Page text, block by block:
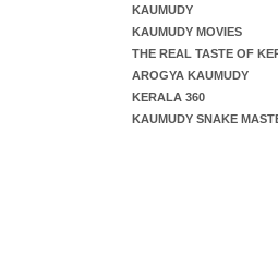
KAUMUDY
KAUMUDY MOVIES
THE REAL TASTE OF
AROGYA KAUMUDY
KERALA 360
KAUMUDY SNAKE